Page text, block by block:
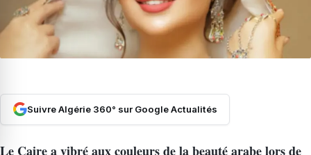
Suivre Algérie 360° sur Google Actualités
Le Caire a vibré aux couleurs de la beauté arabe lors de